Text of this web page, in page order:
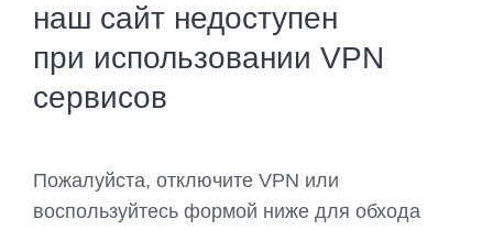
наш сайт недоступен
при использовании VPN
сервисов
Пожалуйста, отключите VPN или
воспользуйтесь формой ниже для обхода